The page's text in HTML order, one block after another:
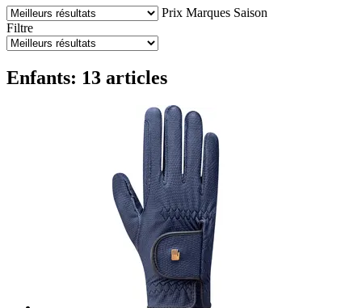
Prix Marques Saison
Filtre
Enfants: 13 articles